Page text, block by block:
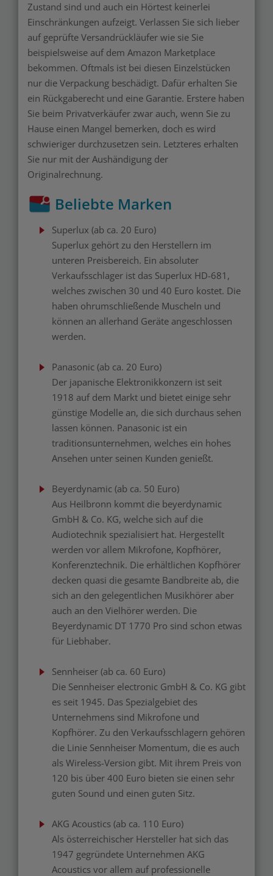
Zustand sind und auch ein Hörtest keinerlei
Einschränkungen aufzeigt. Verlassen Sie sich lieber
auf geprüfte Versandrückläufer wie sie Sie
beispielsweise auf dem Amazon Marketplace
bekommen. Oftmals ist bei diesen Einzelstücken
nur die Verpackung beschädigt. Dafür erhalten Sie
ein Rückgaberecht und eine Garantie. Erstere haben
Sie beim Privatverkäufer zwar auch, wenn Sie zu
Hause einen Mangel bemerken, doch es wird
schwieriger durchzusetzen sein. Letzteres erhalten
Sie nur mit der Aushändigung der
Originalrechnung.
Beliebte Marken
Superlux (ab ca. 20 Euro)
Superlux gehört zu den Herstellern im
unteren Preisbereich. Ein absoluter
Verkaufsschlager ist das Superlux HD-681,
welches zwischen 30 und 40 Euro kostet. Die
haben ohrumschließende Muscheln und
können an allerhand Geräte angeschlossen
werden.
Panasonic (ab ca. 20 Euro)
Der japanische Elektronikkonzern ist seit
1918 auf dem Markt und bietet einige sehr
günstige Modelle an, die sich durchaus sehen
lassen können. Panasonic ist ein
traditionsunternehmen, welches ein hohes
Ansehen unter seinen Kunden genießt.
Beyerdynamic (ab ca. 50 Euro)
Aus Heilbronn kommt die beyerdynamic
GmbH & Co. KG, welche sich auf die
Audiotechnik spezialisiert hat. Hergestellt
werden vor allem Mikrofone, Kopfhörer,
Konferenztechnik. Die erhältlichen Kopfhörer
decken quasi die gesamte Bandbreite ab, die
sich an den gelegentlichen Musikhörer aber
auch an den Vielhörer werden. Die
Beyerdynamic DT 1770 Pro sind schon etwas
für Liebhaber.
Sennheiser (ab ca. 60 Euro)
Die Sennheiser electronic GmbH & Co. KG gibt
es seit 1945. Das Spezialgebiet des
Unternehmens sind Mikrofone und
Kopfhörer. Zu den Verkaufsschlagern gehören
die Linie Sennheiser Momentum, die es auch
als Wireless-Version gibt. Mit ihrem Preis von
120 bis über 400 Euro bieten sie einen sehr
guten Sound und einen guten Sitz.
AKG Acoustics (ab ca. 110 Euro)
Als österreichischer Hersteller hat sich das
1947 gegründete Unternehmen AKG
Acoustics vor allem auf professionelle